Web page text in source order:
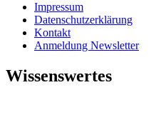
Impressum
Datenschutzerklärung
Kontakt
Anmeldung Newsletter
Wissenswertes